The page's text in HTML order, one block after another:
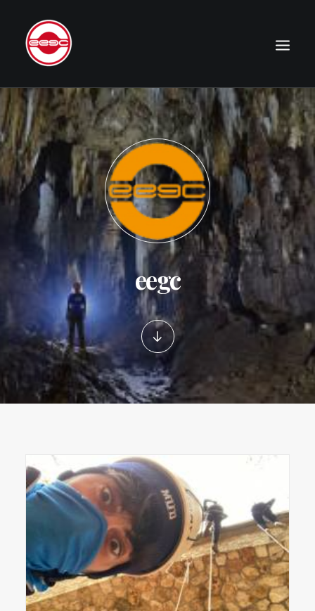
LE CLUB
EXPÉDITIONS
JOURNAL
PHOTOGRAPHIE
PUBLICATIONS
CONTACT
eegc